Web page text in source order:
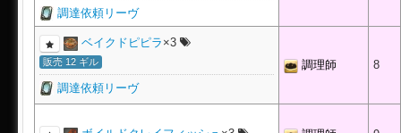
調達依頼リーヴ
ベイクドピピラ ×3
販売 12 ギル
調達依頼リーヴ
調理師 8